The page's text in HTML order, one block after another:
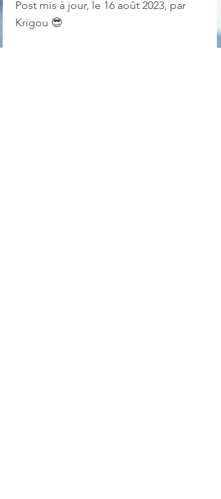
Post mis à jour, le 16 août 2023, par
Krigou 😎